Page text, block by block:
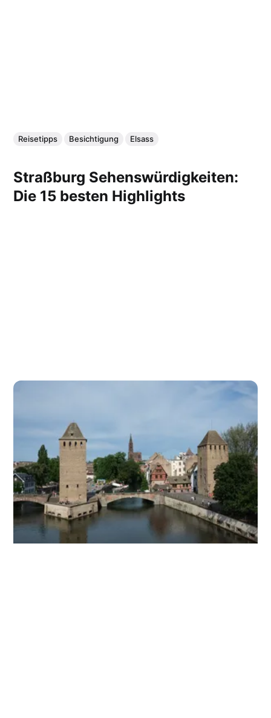
Reisetipps Besichtigung Elsass
Straßburg Sehenswürdigkeiten:
Die 15 besten Highlights